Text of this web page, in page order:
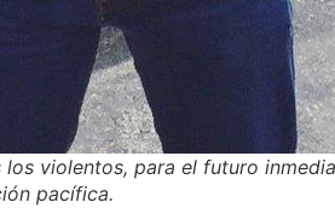
violentos, para el futuro
pacífica.